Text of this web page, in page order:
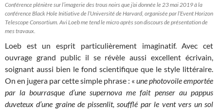
Conférence plénière sur l’imagerie des trous noirs que j’ai donnée le 23 mai 2019 à la
conférence Black Hole Initiative de l’Université de Harvard, organisée par l’Event Horizon
Telescope Consortium. Avi Loeb me tend le micro après son discours de présentation de
mes travaux.
Loeb est un esprit particulièrement imaginatif. Avec cet
ouvrage grand public il se révèle aussi excellent écrivain,
soignant aussi bien le fond scientifique que le style littéraire.
On en jugera par cette simple phrase : « une photovoile emportée
par la bourrasque d’une supernova me fait penser au pappus
duveteux d’une graine de pissenlit, soufflé par le vent vers un sol